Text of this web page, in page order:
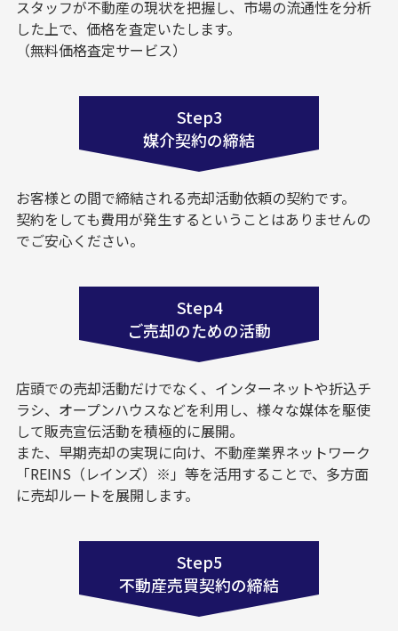
スタッフが不動産の現状を把握し、市場の流通性を分析
した上で、価格を査定いたします。
（無料価格査定サービス）
Step3
媒介契約の締結
お客様との間で締結される売却活動依頼の契約です。
契約をしても費用が発生するということはありませんの
でご安心ください。
Step4
ご売却のための活動
店頭での売却活動だけでなく、インターネットや折込チ
ラシ、オープンハウスなどを利用し、様々な媒体を駆使
して販売宣伝活動を積極的に展開。
また、早期売却の実現に向け、不動産業界ネットワーク
「REINS（レインズ）※」等を活用することで、多方面
に売却ルートを展開します。
Step5
不動産売買契約の締結